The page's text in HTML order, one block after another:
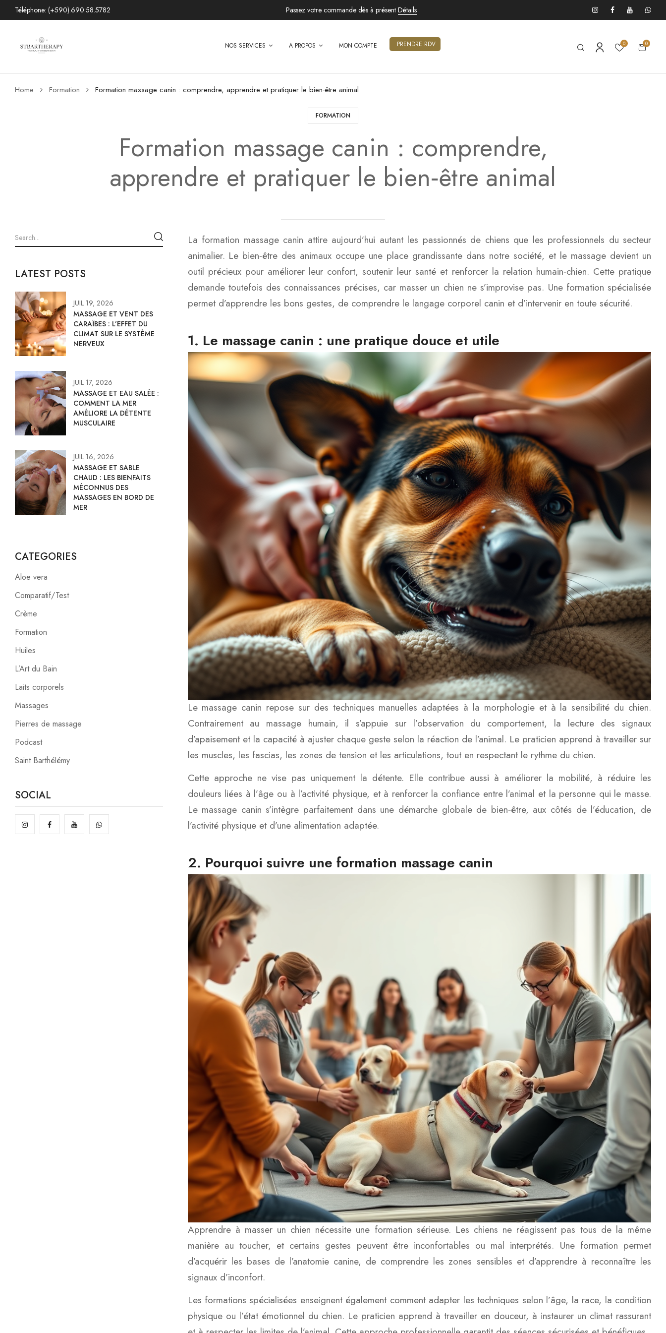
Téléphone: (+590).690.58.5782 Passez votre commande dès à présent Détails
NOS SERVICES A PROPOS MON COMPTE PRENDRE RDV 0 0
Home Formation Formation massage canin : comprendre, apprendre et pratiquer le bien‑être animal
FORMATION
Formation massage canin : comprendre,
apprendre et pratiquer le bien‑être animal
LATEST POSTS
JUIL 19, 2026
MASSAGE ET VENT DES
CARAÏBES : L’EFFET DU
CLIMAT SUR LE SYSTÈME
NERVEUX
JUIL 17, 2026
MASSAGE ET EAU SALÉE :
COMMENT LA MER
AMÉLIORE LA DÉTENTE
MUSCULAIRE
JUIL 16, 2026
MASSAGE ET SABLE
CHAUD : LES BIENFAITS
MÉCONNUS DES
MASSAGES EN BORD DE
MER
CATEGORIES
Aloe vera
Comparatif/Test
Crème
Formation
Huiles
L’Art du Bain
Laits corporels
Massages
Pierres de massage
Podcast
Saint Barthélémy
SOCIAL
La formation massage canin attire aujourd’hui autant les passionnés de chiens que les professionnels du secteur
animalier. Le bien‑être des animaux occupe une place grandissante dans notre société, et le massage devient un
outil précieux pour améliorer leur confort, soutenir leur santé et renforcer la relation humain‑chien. Cette pratique
demande toutefois des connaissances précises, car masser un chien ne s’improvise pas. Une formation spécialisée
permet d’apprendre les bons gestes, de comprendre le langage corporel canin et d’intervenir en toute sécurité.
1. Le massage canin : une pratique douce et utile
Le massage canin repose sur des techniques manuelles adaptées à la morphologie et à la sensibilité du chien.
Contrairement au massage humain, il s’appuie sur l’observation du comportement, la lecture des signaux
d’apaisement et la capacité à ajuster chaque geste selon la réaction de l’animal. Le praticien apprend à travailler sur
les muscles, les fascias, les zones de tension et les articulations, tout en respectant le rythme du chien.
Cette approche ne vise pas uniquement la détente. Elle contribue aussi à améliorer la mobilité, à réduire les
douleurs liées à l’âge ou à l’activité physique, et à renforcer la confiance entre l’animal et la personne qui le masse.
Le massage canin s’intègre parfaitement dans une démarche globale de bien‑être, aux côtés de l’éducation, de
l’activité physique et d’une alimentation adaptée.
2. Pourquoi suivre une formation massage canin
Apprendre à masser un chien nécessite une formation sérieuse. Les chiens ne réagissent pas tous de la même
manière au toucher, et certains gestes peuvent être inconfortables ou mal interprétés. Une formation permet
d’acquérir les bases de l’anatomie canine, de comprendre les zones sensibles et d’apprendre à reconnaître les
signaux d’inconfort.
Les formations spécialisées enseignent également comment adapter les techniques selon l’âge, la race, la condition
physique ou l’état émotionnel du chien. Le praticien apprend à travailler en douceur, à instaurer un climat rassurant